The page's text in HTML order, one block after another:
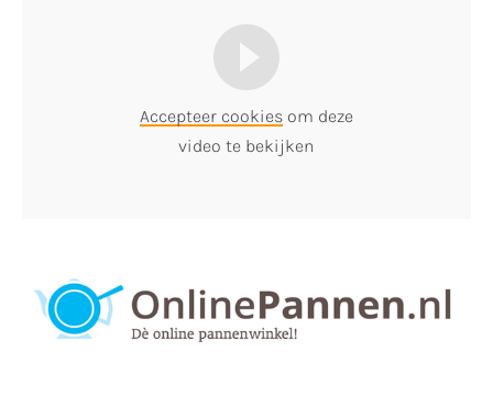
Accepteer cookies om deze
video te bekijken